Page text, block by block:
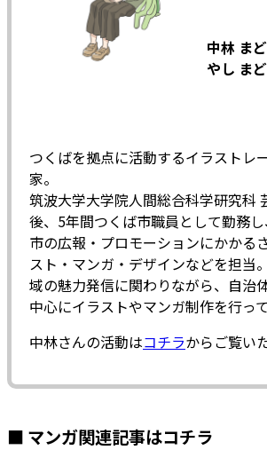
中林 ま
やし ま
つくばを拠点に活動するイラストレ
家。
筑波大学大学院人間総合科学研究科
後、5年間つくば市職員として勤務し
市の広報・プロモーションにかかる
スト・マンガ・デザインなどを担当
域の魅力発信に関わりながら、自治
中心にイラストやマンガ制作を行って
中林さんの活動はコチラからご覧い
■ マンガ関連記事はコチラ